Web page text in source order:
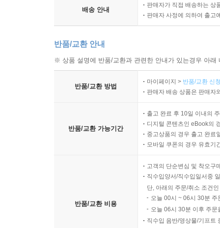
배송 안내
판매자가 직접 배송하는 상
판매자 사정에 의하여 출고
반품/교환 안내
※ 상품 설명에 반품/교환과 관련한 안내가 있는경우 아
반품/교환 방법
마이페이지 > 반품/교환 신
판매자 배송 상품은 판매자
반품/교환 가능기간
출고 완료 후 10일 이내의
디지털 콘텐츠인 eBook의
중고상품의 경우 출고 완료
모바일 쿠폰의 경우 유효기
반품/교환 비용
고객의 단순변심 및 착오구
직수입양서/직수입일서중
단, 아래의 주문/취소 조건
오늘 00시 ~ 06시 30분
오늘 06시 30분 이후 주
직수입 음반/영상물/기프트